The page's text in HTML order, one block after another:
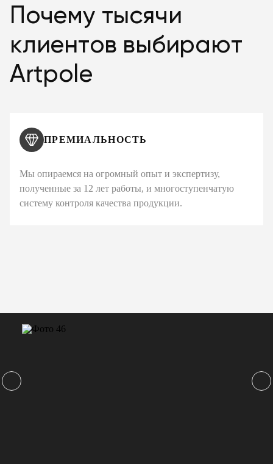
Почему тысячи
клиентов выбирают
Artpole
ПРЕМИАЛЬНОСТЬ
Мы опираемся на огромный опыт и экспертизу,
полученные за 12 лет работы, и многоступенчатую
систему контроля качества продукции.